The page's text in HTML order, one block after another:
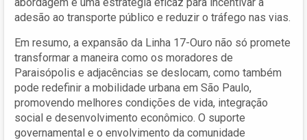
adesão ao transporte público e reduzir o tráfego nas vias.
Em resumo, a expansão da Linha 17-Ouro não só promete
transformar a maneira como os moradores de
Paraisópolis e adjacências se deslocam, como também
pode redefinir a mobilidade urbana em São Paulo,
promovendo melhores condições de vida, integração
social e desenvolvimento econômico. O suporte
governamental e o envolvimento da comunidade